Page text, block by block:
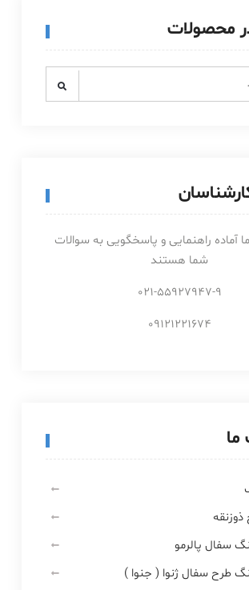
محصولات
آماده راهنمایی و پاسخگویی به سوالات
شما هستند
021-55927947-9
09121221674
سفال پالرمو
طرح سفال ژنوا ( جنوا )